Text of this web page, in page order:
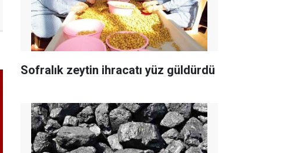
Sofralık zeytin ihracatı yüz güldürdü